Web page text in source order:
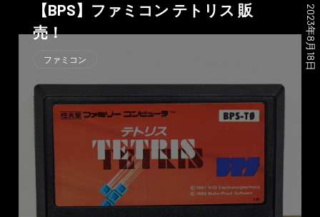
【BPS】ファミコン テトリス 販
売！
2023年8月18日
ファミコン